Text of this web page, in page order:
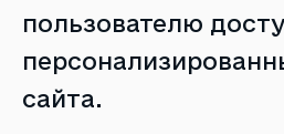
пользователю
сайта.